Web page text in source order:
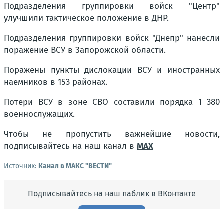
Подразделения группировки войск "Центр"
улучшили тактическое положение в ДНР.
Подразделения группировки войск "Днепр" нанесли
поражение ВСУ в Запорожской области.
Поражены пункты дислокации ВСУ и иностранных
наемников в 153 районах.
Потери ВСУ в зоне СВО составили порядка 1 380
военнослужащих.
Чтобы не пропустить важнейшие новости,
подписывайтесь на наш канал в MAX
Источник: Канал в МАКС "ВЕСТИ"
Подписывайтесь на наш паблик в ВКонтакте